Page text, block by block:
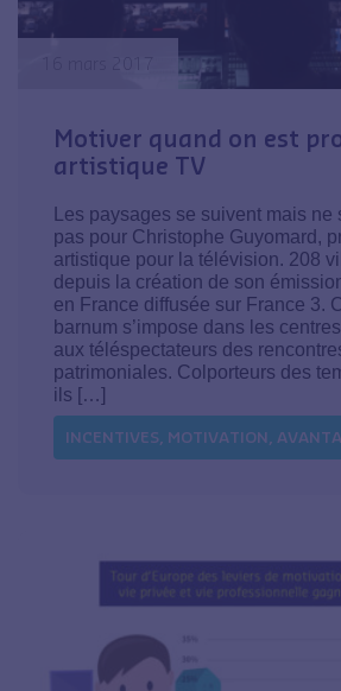
Motiver quand on est
artistique TV
Les paysages se suivent mais
pas pour Christophe Guyomard,
artistique pour la télévision. 208
depuis la création de son
en France diffusée sur France 3.
barnum s’impose dans les
aux téléspectateurs des
patrimoniales. Colporteurs des
ils […]
INCENTIVES, MOTIVATION,